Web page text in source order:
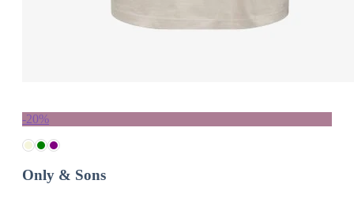
-20%
Only & Sons